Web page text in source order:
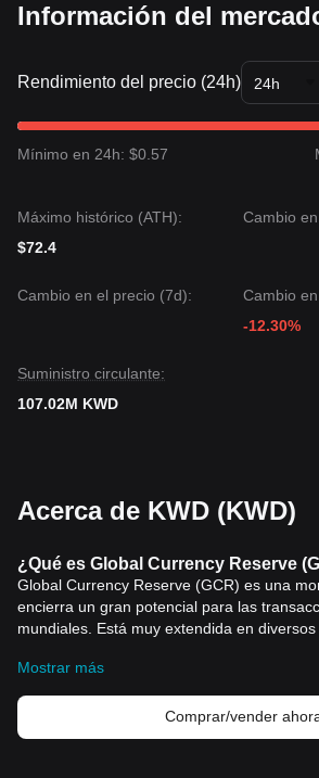
Información del
Rendimiento del precio (24h) 24h
Mínimo en 24h: $0.57
Máximo histórico (ATH):
$72.4
Cambio
Cambio en el precio (7d):
Cambio
-12.30%
Suministro circulante:
107.02M KWD
Acerca de KWD (KWD)
¿Qué es Global Currency Reserve
Global Currency Reserve (GCR) es una
encierra un gran potencial para las
mundiales. Está muy extendida en
revolucionaria.
¿Cómo funciona Global Currency
criptomonedaque ofrece
seguridad, gracias a la utilización de la
Mostrar más
Comprar/vender